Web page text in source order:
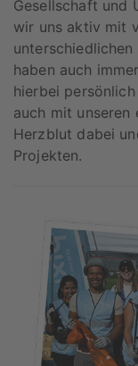
Gesellschaft und
wir uns aktiv mit
haben auch
hierbei
auch mit unseren
Herzblut dabei
Projekten.